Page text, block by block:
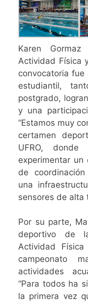
Karen
Actividad Física
convocatoria
estudiantil,
postgrado,
y una
“Estamos muy
certamen
UFRO, donde
experimentar un
de
una
sensores de alta
Por su parte,
deportivo de
Actividad
campeonato
actividades
“Para todos ha
la primera vez